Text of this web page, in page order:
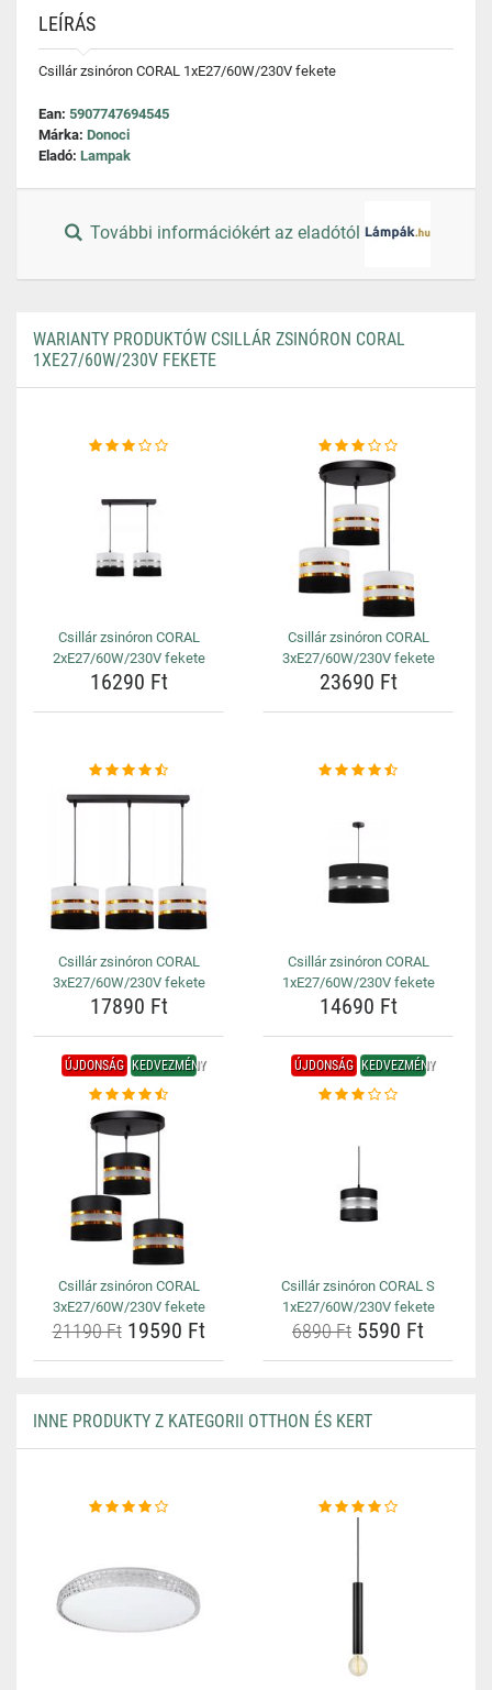
LEÍRÁS
Csillár zsinóron CORAL 1xE27/60W/230V fekete
Ean: 5907747694545
Márka: Donoci
Eladó: Lampak
További információkért az eladótól
WARIANTY PRODUKTÓW CSILLÁR ZSINÓRON CORAL
1XE27/60W/230V FEKETE
Csillár zsinóron CORAL
2xE27/60W/230V fekete
16290 Ft
Csillár zsinóron CORAL
3xE27/60W/230V fekete
23690 Ft
Csillár zsinóron CORAL
3xE27/60W/230V fekete
17890 Ft
Csillár zsinóron CORAL
1xE27/60W/230V fekete
14690 Ft
ÚJDONSÁG KEDVEZMÉNY
Csillár zsinóron CORAL
3xE27/60W/230V fekete
21190 Ft19590 Ft
ÚJDONSÁG KEDVEZMÉNY
Csillár zsinóron CORAL S
1xE27/60W/230V fekete
6890 Ft 5590 Ft
INNE PRODUKTY Z KATEGORII OTTHON ÉS KERT